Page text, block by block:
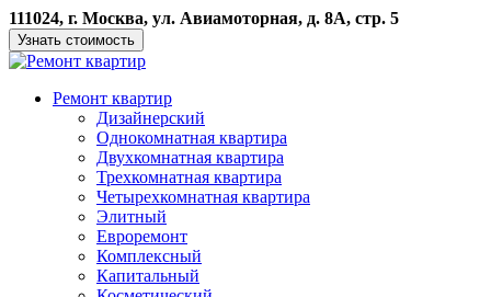
111024, г. Москва, ул. Авиамоторная, д. 8А, стр. 5
Узнать стоимость
Ремонт квартир
Дизайнерский
Однокомнатная квартира
Двухкомнатная квартира
Трехкомнатная квартира
Четырехкомнатная квартира
Элитный
Евроремонт
Комплексный
Капитальный